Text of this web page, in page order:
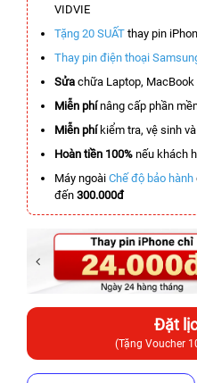
VIDVIE
Tặng 20 SUẤT thay pin
Thay pin điện thoại
Sửa chữa Laptop, MacBook
Miễn phínâng cấp phần
Miễn phíkiểm tra, vệ sinh
Hoàn tiền 100% nếu khách
Máy ngoài Chế độ bảo hành
đến 300.000đ
Đặt
(Tặng Voucher